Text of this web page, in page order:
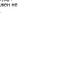
не